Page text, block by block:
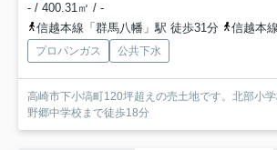
- / 400.31㎡ / -
信越本線「群馬八幡」駅 徒歩31分
信越本線
プロパンガス 公共下水
高崎市下小塙町120坪超えの売土地です。北部小
野郷中学校まで徒歩18分